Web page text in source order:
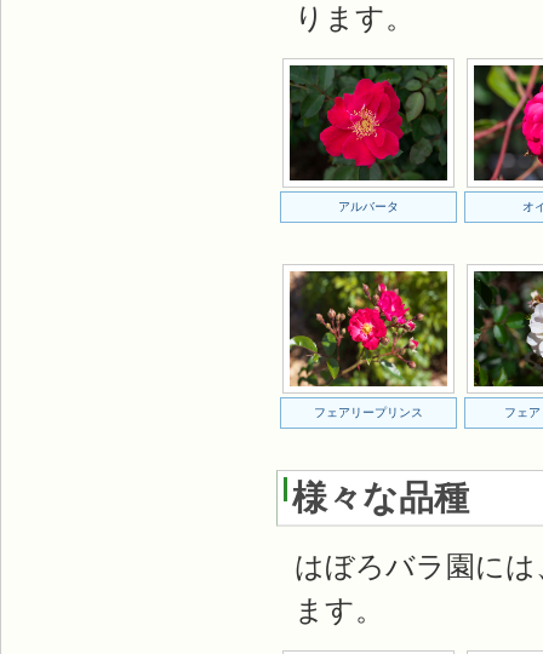
ります。
アルバータ オ
フェアリープリンス フェ
様々な品種
はぼろバラ園に
ます。